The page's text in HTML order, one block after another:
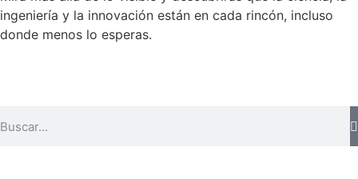
ingeniería y la innovación están en cada rincón, incluso
donde menos lo esperas.